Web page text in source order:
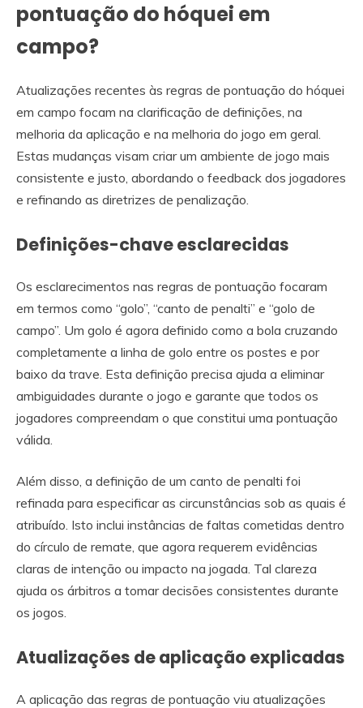
pontuação do hóquei em
campo?
Atualizações recentes às regras de pontuação do hóquei
em campo focam na clarificação de definições, na
melhoria da aplicação e na melhoria do jogo em geral.
Estas mudanças visam criar um ambiente de jogo mais
consistente e justo, abordando o feedback dos jogadores
e refinando as diretrizes de penalização.
Definições-chave esclarecidas
Os esclarecimentos nas regras de pontuação focaram
em termos como “golo”, “canto de penalti” e “golo de
campo”. Um golo é agora definido como a bola cruzando
completamente a linha de golo entre os postes e por
baixo da trave. Esta definição precisa ajuda a eliminar
ambiguidades durante o jogo e garante que todos os
jogadores compreendam o que constitui uma pontuação
válida.
Além disso, a definição de um canto de penalti foi
refinada para especificar as circunstâncias sob as quais é
atribuído. Isto inclui instâncias de faltas cometidas dentro
do círculo de remate, que agora requerem evidências
claras de intenção ou impacto na jogada. Tal clareza
ajuda os árbitros a tomar decisões consistentes durante
os jogos.
Atualizações de aplicação explicadas
A aplicação das regras de pontuação viu atualizações